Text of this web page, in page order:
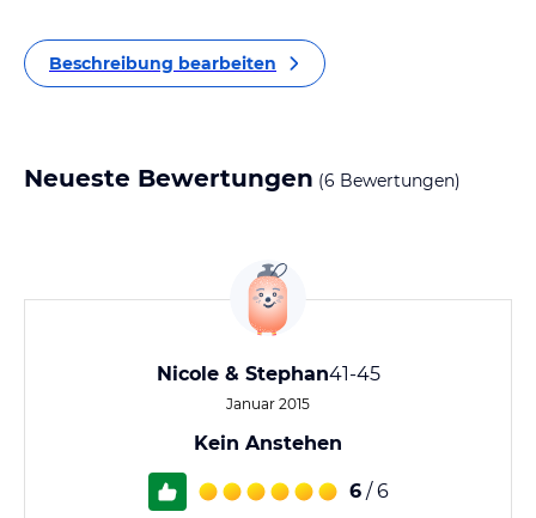
Beschreibung bearbeiten
Neueste Bewertungen (6 Bewertungen)
Nicole & Stephan41-45
Januar 2015
Kein Anstehen
6 / 6